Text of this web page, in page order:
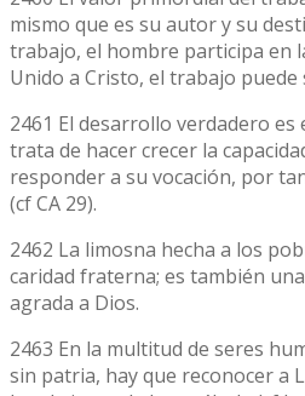
mismo que es su autor y su
trabajo, el hombre participa en
Unido a Cristo, el trabajo
2461 El desarrollo verdadero es
trata de hacer crecer la
responder a su vocación, por
(cf CA 29).
2462 La limosna hecha a los
caridad fraterna; es también
agrada a Dios.
2463 En la multitud de seres
sin patria, hay que reconocer a